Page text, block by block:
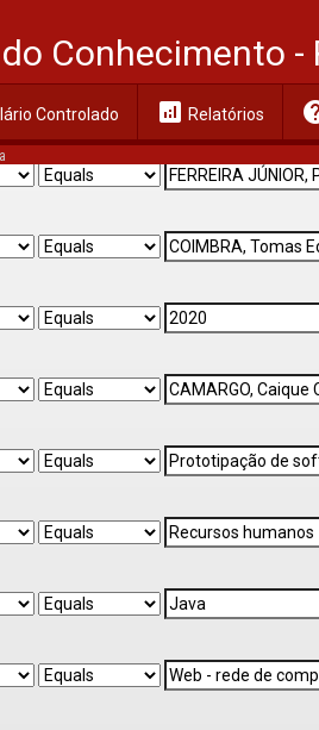
Conhecimento -
Controlado analytics Relatórios